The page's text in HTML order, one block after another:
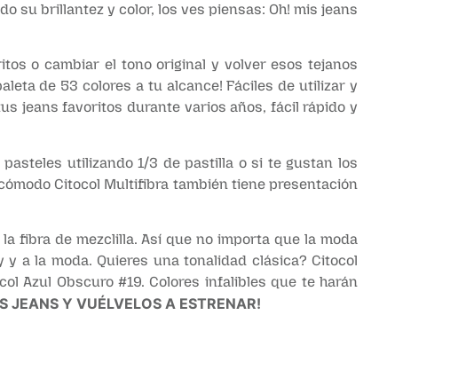
su brillantez y color, los ves piensas: Oh! mis jeans
o cambiar el tono original y volver esos tejanos
de 53 colores a tu alcance! Fáciles de utilizar y
jeans favoritos durante varios años, fácil rápido y
utilizando 1/3 de pastilla o si te gustan los
Citocol Multifibra también tiene presentación
fibra de mezclilla. Así que no importa que la moda
a la moda. Quieres una tonalidad clásica? Citocol
Azul Obscuro #19. Colores infalibles que te harán
JEANS Y VUÉLVELOS A ESTRENAR!